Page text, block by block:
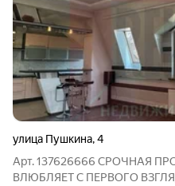
улица Пушкина,4
Арт. 137626666 СРОЧНАЯ
ВЛЮБЛЯЕТ С ПЕРВОГО